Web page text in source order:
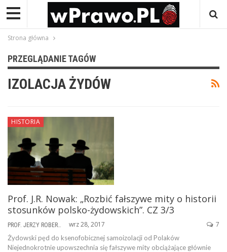
Strona główna
PRZEGLĄDANIE TAGÓW
IZOLACJA ŻYDÓW
HISTORIA
Prof. J.R. Nowak: „Rozbić fałszywe mity o historii
stosunków polsko-żydowskich”. CZ 3/3
wrz 28, 2017 7
Żydowski pęd do ksenofobicznej samoizolacji od Polaków
Niejednokrotnie upowszechnia się fałszywe mity obciążające głównie